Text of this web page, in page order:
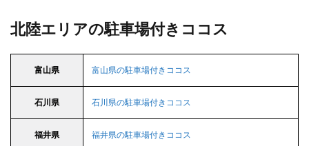
北陸エリアの駐車場付きココス
富山県 富山県の駐車場付きココス
石川県 石川県の駐車場付きココス
福井県 福井県の駐車場付きココス